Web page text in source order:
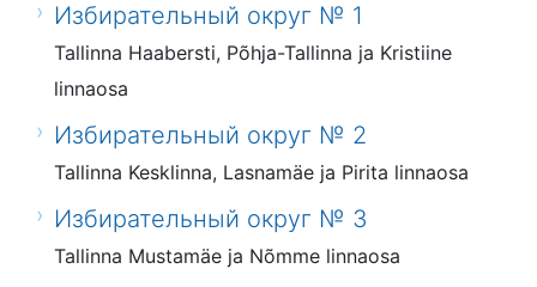
Избирательный округ № 1
Tallinna Haabersti, Põhja-Tallinna ja Kristiine
linnaosa
Избирательный округ № 2
Tallinna Kesklinna, Lasnamäe ja Pirita linnaosa
Избирательный округ № 3
Tallinna Mustamäe ja Nõmme linnaosa